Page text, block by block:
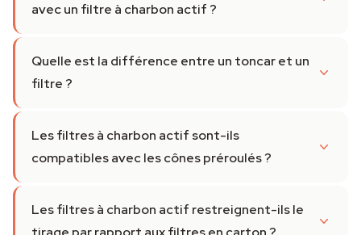
avec un filtre à charbon actif ?
Quelle est la différence entre un toncar et un
filtre ?
Les filtres à charbon actif sont-ils
compatibles avec les cônes préroulés ?
Les filtres à charbon actif restreignent-ils le